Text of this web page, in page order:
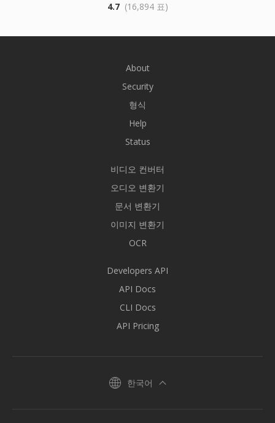
4.7 (16,894 표)
About
Security
형식
Help
Status
비디오 컨버터
오디오 변환기
문서 변환기
이미지 변환기
OCR
Developers API
API Docs
CLI Docs
API Pricing
한국어